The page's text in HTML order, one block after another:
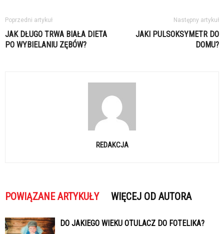
Poprzedni artykuł
JAK DŁUGO TRWA BIAŁA DIETA
PO WYBIELANIU ZĘBÓW?
Następny artykuł
JAKI PULSOKSYMETR DO
DOMU?
REDAKCJA
POWIĄZANE ARTYKUŁY WIĘCEJ OD AUTORA
DO JAKIEGO WIEKU OTULACZ DO FOTELIKA?